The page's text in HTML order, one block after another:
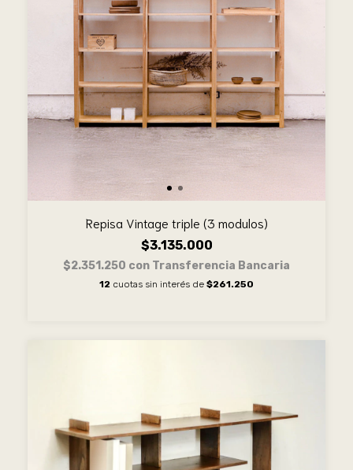
Repisa Vintage triple (3 modulos)
$3.135.000
$2.351.250 con Transferencia Bancaria
12 cuotas sin interés de $261.250